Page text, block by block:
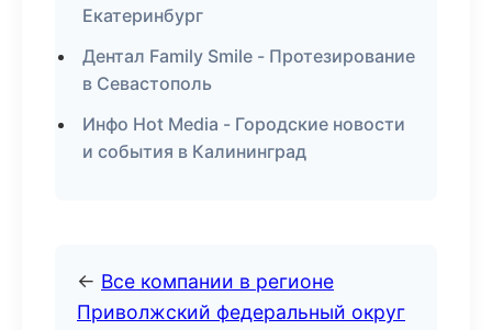
Екатеринбург
Дентал Family Smile - Протезирование
в Севастополь
Инфо Hot Media - Городские новости
и события в Калининград
← Все компании в регионе
Приволжский федеральный округ